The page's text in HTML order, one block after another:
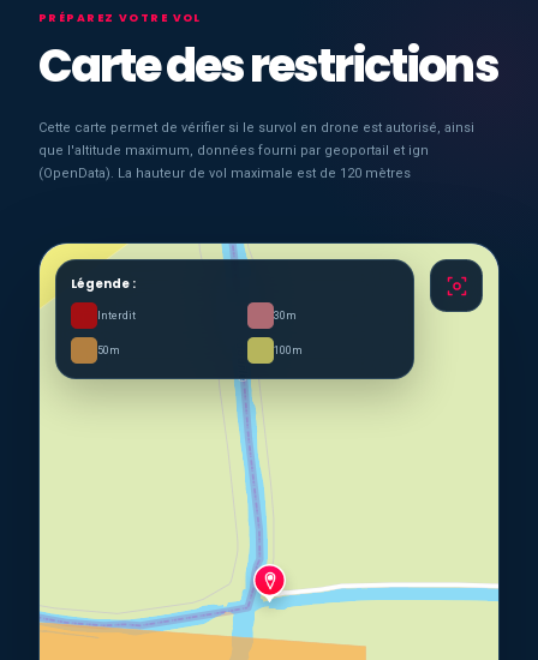
PRÉPAREZ VOTRE VOL
Carte des restrictions
Cette carte permet de vérifier si le survol en drone est autorisé, ainsi
que l'altitude maximum, données fourni par geoportail et ign
(OpenData). La hauteur de vol maximale est de 120 mètres
Légende :
Interdit 30m
50m 100m